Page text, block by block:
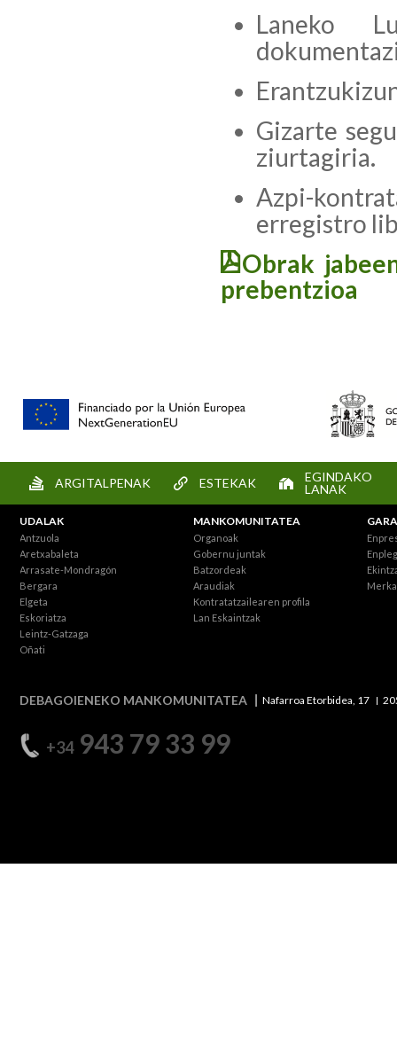
Laneko
Gizarte
ziurtagiria.
Azpi-
erregistro
Obrak
prebentzioa
ARGITALPENAK ESTEKAK
EGINDAKO
LANAK
UDALAK
Antzuola
Aretxabaleta
Arrasate-Mondragón
Bergara
Elgeta
Eskoriatza
Leintz-Gatzaga
Oñati
MANKOMUNITATEA
Organoak
Gobernu juntak
Batzordeak
Araudiak
Kontratatzailearen profila
Lan Eskaintzak
DEBAGOIENEKO MANKOMUNITATEA Nafarroa Etorbidea, 17
+34943 79 33 99